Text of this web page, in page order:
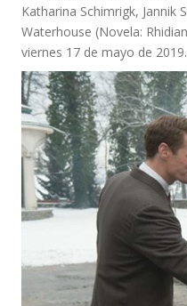
Katharina Schimrigk, Jannik
Waterhouse (Novela:
viernes 17 de mayo de 2019.